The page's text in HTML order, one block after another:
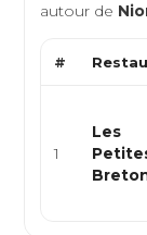
autour de
#
1
Les